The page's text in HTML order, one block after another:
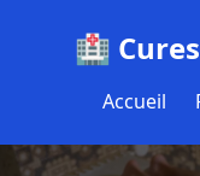
🏥
Accueil